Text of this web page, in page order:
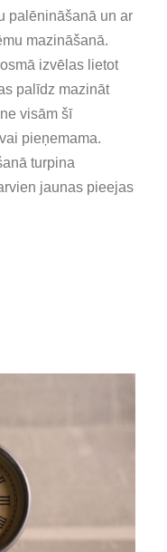
palēnināšanā un ar
mazināšanā.
izvēlas lietot
palīdz mazināt
visām šī
pieņemama.
turpina
jaunas pieejas